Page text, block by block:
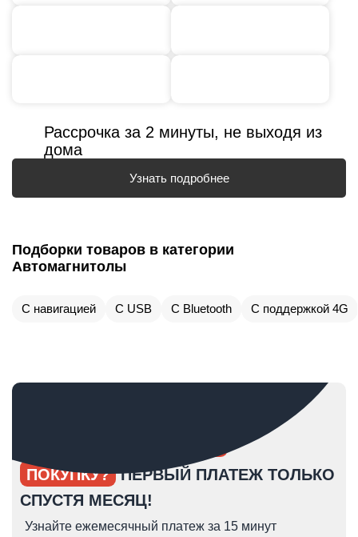
Рассрочка за 2 минуты, не выходя из
дома
Узнать подробнее
Подборки товаров в категории
Автомагнитолы
С навигацией С USB С Bluetooth С поддержкой 4G
ПОКУПКУ? ПЕРВЫЙ ПЛАТЕЖ ТОЛЬКО
СПУСТЯ МЕСЯЦ!
Узнайте ежемесячный платеж за 15 минут